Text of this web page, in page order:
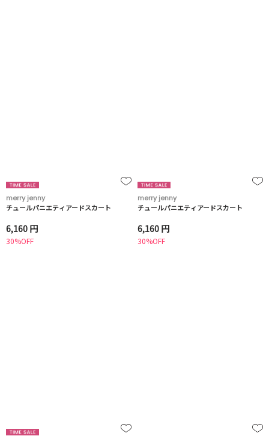
merry jenny
チュールパニエティアードスカート
6,160 円
30%OFF
merry jenny
チュールパニエティアードスカート
6,160 円
30%OFF